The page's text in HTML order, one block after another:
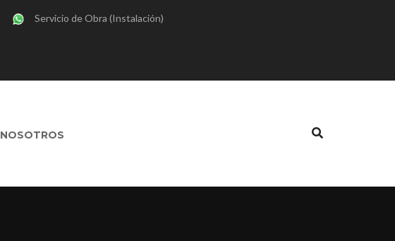
Servicio de Obra (Instalación)
NOSOTROS